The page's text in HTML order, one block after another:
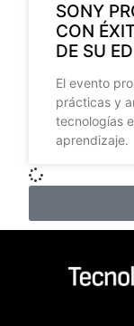
SONY
CON
DE SU
El evento
prácticas y
tecnologías
aprendizaje.